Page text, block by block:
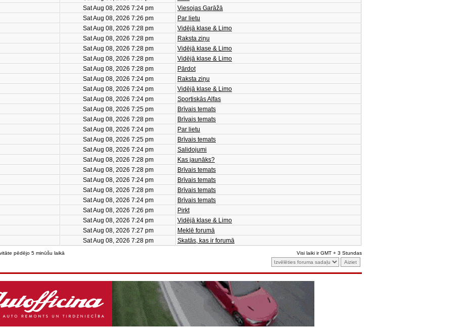
Sat Aug 08, 2026 7:24 pm
Viesojas Garāžā
Sat Aug 08, 2026 7:26 pm
Par lietu
Sat Aug 08, 2026 7:28 pm
Vidējā klase & Limo
Sat Aug 08, 2026 7:28 pm
Raksta ziņu
Sat Aug 08, 2026 7:28 pm
Vidējā klase & Limo
Sat Aug 08, 2026 7:28 pm
Vidējā klase & Limo
Sat Aug 08, 2026 7:28 pm
Pārdot
Sat Aug 08, 2026 7:24 pm
Raksta ziņu
Sat Aug 08, 2026 7:24 pm
Vidējā klase & Limo
Sat Aug 08, 2026 7:24 pm
Sportiskās Alfas
Sat Aug 08, 2026 7:25 pm
Brīvais temats
Sat Aug 08, 2026 7:28 pm
Brīvais temats
Sat Aug 08, 2026 7:24 pm
Par lietu
Sat Aug 08, 2026 7:25 pm
Brīvais temats
Sat Aug 08, 2026 7:24 pm
Salidojumi
Sat Aug 08, 2026 7:28 pm
Kas jaunāks?
Sat Aug 08, 2026 7:28 pm
Brīvais temats
Sat Aug 08, 2026 7:24 pm
Brīvais temats
Sat Aug 08, 2026 7:28 pm
Brīvais temats
Sat Aug 08, 2026 7:24 pm
Brīvais temats
Sat Aug 08, 2026 7:26 pm
Pirkt
Sat Aug 08, 2026 7:24 pm
Vidējā klase & Limo
Sat Aug 08, 2026 7:27 pm
Meklē forumā
Sat Aug 08, 2026 7:28 pm Skatās, kas ir forumā
pēdējo 5 minūšu laikā Visi laiki ir GMT + 3 Stundas